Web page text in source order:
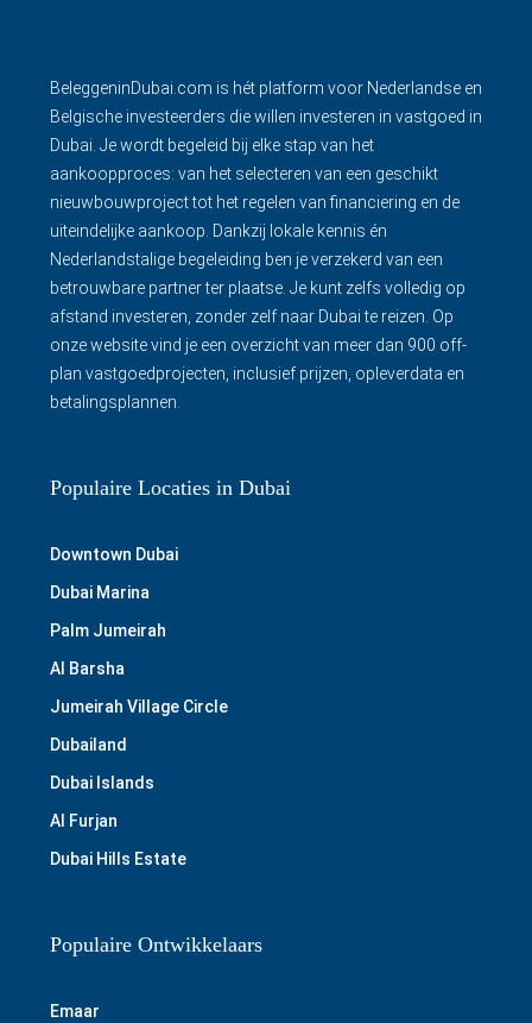
BeleggeninDubai.com is hét platform voor Nederlandse en
Belgische investeerders die willen investeren in vastgoed in
Dubai. Je wordt begeleid bij elke stap van het
aankoopproces: van het selecteren van een geschikt
nieuwbouwproject tot het regelen van financiering en de
uiteindelijke aankoop. Dankzij lokale kennis én
Nederlandstalige begeleiding ben je verzekerd van een
betrouwbare partner ter plaatse. Je kunt zelfs volledig op
afstand investeren, zonder zelf naar Dubai te reizen. Op
onze website vind je een overzicht van meer dan 900 off-
plan vastgoedprojecten, inclusief prijzen, opleverdata en
betalingsplannen.
Populaire Locaties in Dubai
Downtown Dubai
Dubai Marina
Palm Jumeirah
Al Barsha
Jumeirah Village Circle
Dubailand
Dubai Islands
Al Furjan
Dubai Hills Estate
Populaire Ontwikkelaars
Emaar